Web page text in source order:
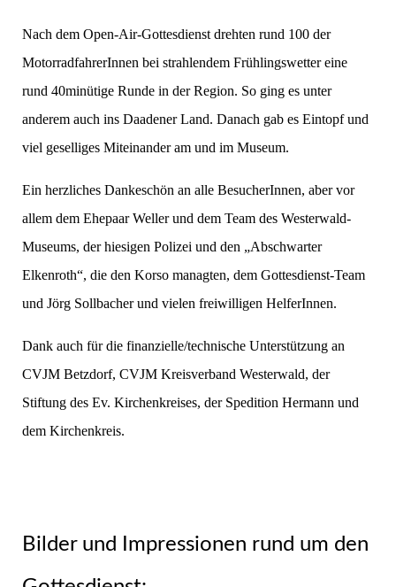
Nach dem Open-Air-Gottesdienst drehten rund 100 der
MotorradfahrerInnen bei strahlendem Frühlingswetter eine
rund 40minütige Runde in der Region. So ging es unter
anderem auch ins Daadener Land. Danach gab es Eintopf und
viel geselliges Miteinander am und im Museum.
Ein herzliches Dankeschön an alle BesucherInnen, aber vor
allem dem Ehepaar Weller und dem Team des Westerwald-
Museums, der hiesigen Polizei und den „Abschwarter
Elkenroth“, die den Korso managten, dem Gottesdienst-Team
und Jörg Sollbacher und vielen freiwilligen HelferInnen.
Dank auch für die finanzielle/technische Unterstützung an
CVJM Betzdorf, CVJM Kreisverband Westerwald, der
Stiftung des Ev. Kirchenkreises, der Spedition Hermann und
dem Kirchenkreis.
Bilder und Impressionen rund um den